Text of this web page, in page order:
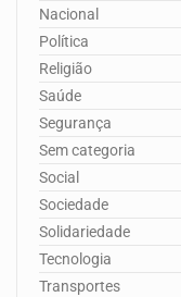
Nacional
Política
Religião
Saúde
Segurança
Sem categoria
Social
Sociedade
Solidariedade
Tecnologia
Transportes